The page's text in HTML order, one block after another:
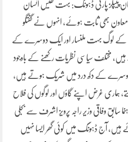
پیپلز پارٹی ڈہونگ: بہت نفیس انسان
بھی ثابت ہوئے، انہوں نے گفتگو
کے لوگ بہت ملنسار اور ایک دوسرے کے
مختلف سیاسی نظریات رکھنے کے باوجود
دوسرے کے دکھ درد میں شریک ہوتے ہیں،
ہماری غرض اپنے گاؤں اور لوگوں کی فلاح
سابق وفاقی وزیر راجہ پرویز اشرف سے بجلی
ہیں، آج ڈہونگ میں کوئی گھر ایسا نہیں